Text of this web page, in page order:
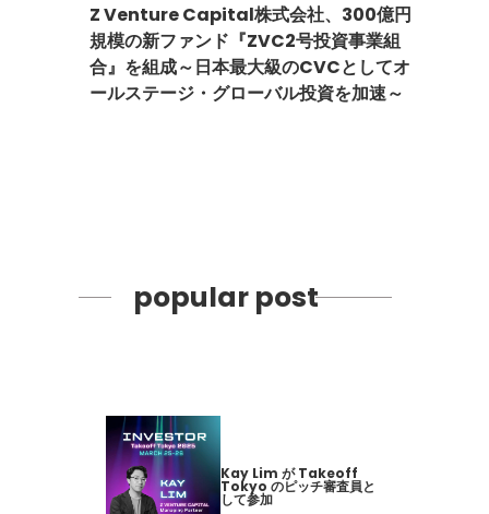
Z Venture Capital株式会社、300億円
規模の新ファンド『ZVC2号投資事業組
合』を組成～日本最大級のCVCとしてオ
ールステージ・グローバル投資を加速～
popular post
Kay Lim が Takeoff
Tokyo のピッチ審査員と
して参加